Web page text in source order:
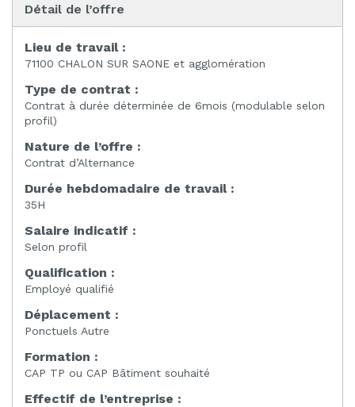
Détail de l’offre
Lieu de travail :
71100 CHALON SUR SAONE et agglomération
Type de contrat :
Contrat à durée déterminée de 6mois (modulable selon
profil)
Nature de l’offre :
Contrat d’Alternance
Durée hebdomadaire de travail :
35H
Salaire indicatif :
Selon profil
Qualification :
Employé qualifié
Déplacement :
Ponctuels Autre
Formation :
CAP TP ou CAP Bâtiment souhaité
Effectif de l’entreprise :